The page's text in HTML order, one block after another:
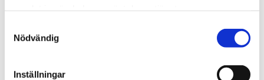
Nödvändig
Inställningar